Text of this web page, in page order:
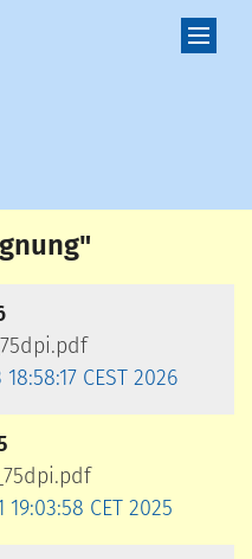
CEST 2026
19:03:58 CET 2025